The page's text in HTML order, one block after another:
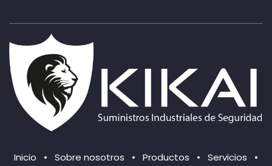
Ini​cio • Sob​re nos​otr​os • Productos • Servicios
•